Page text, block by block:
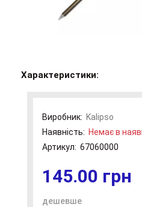
Характеристики:
Виробник: Kalipso
Наявність: Немає в
Артикул: 67060000
145.00 грн
дешевше